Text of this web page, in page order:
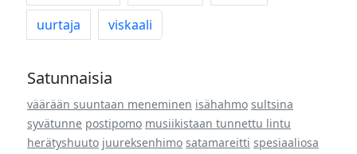
uurtaja
viskaali
Satunnaisia
väärään suuntaan meneminen isähahmo sultsina
syvätunne postipomo musiikistaan tunnettu lintu
herätyshuuto juureksenhimo satamareitti spesiaaliosa